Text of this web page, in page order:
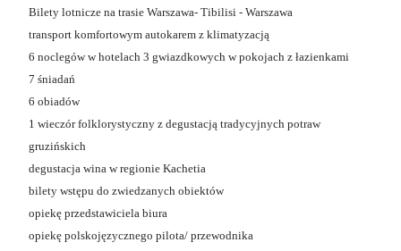
Bilety lotnicze na trasie Warszawa- Tibilisi - Warszawa
transport komfortowym autokarem z klimatyzacją
6 noclegów w hotelach 3 gwiazdkowych w pokojach z łazienkami
7 śniadań
6 obiadów
1 wieczór folklorystyczny z degustacją tradycyjnych potraw
gruzińskich
degustacja wina w regionie Kachetia
bilety wstępu do zwiedzanych obiektów
opiekę przedstawiciela biura
opiekę polskojęzycznego pilota/ przewodnika